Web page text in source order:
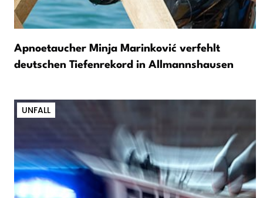
Apnoetaucher Minja Marinković verfehlt
deutschen Tiefenrekord in Allmannshausen
UNFALL